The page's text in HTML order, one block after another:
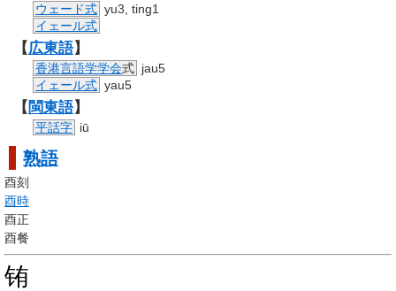
ウェード式 yu3, ting1
イェール式
【広東語】
香港言語学学会式 jau5
イェール式 yau5
【 閩東語】
平話字 iū
熟語
酉刻
酉時
酉正
酉餐
铕